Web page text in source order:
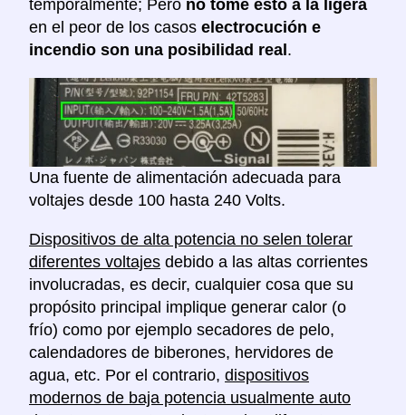
temporalmente; Pero no tome esto a la ligera
en el peor de los casos electrocución e
incendio son una posibilidad real.
Una fuente de alimentación adecuada para
voltajes desde 100 hasta 240 Volts.
Dispositivos de alta potencia no selen tolerar
diferentes voltajes debido a las altas corrientes
involucradas, es decir, cualquier cosa que su
propósito principal implique generar calor (o
frío) como por ejemplo secadores de pelo,
calendadores de biberones, hervidores de
agua, etc. Por el contrario, dispositivos
modernos de baja potencia usualmente auto